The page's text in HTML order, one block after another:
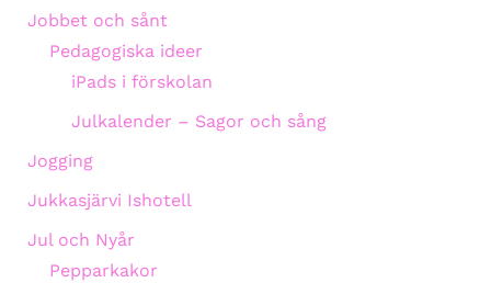
Jobbet och sånt
Pedagogiska ideer
iPads i förskolan
Julkalender – Sagor och sång
Jogging
Jukkasjärvi Ishotell
Jul och Nyår
Pepparkakor